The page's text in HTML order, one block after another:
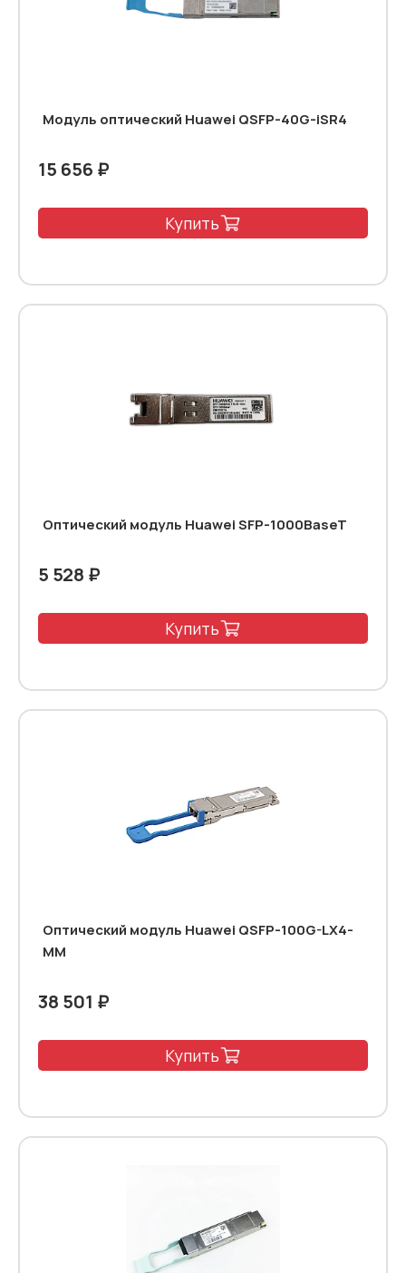
Модуль оптический Huawei QSFP-40G-iSR4
15 656 ₽
Купить
Оптический модуль Huawei SFP-1000BaseT
5 528 ₽
Купить
Оптический модуль Huawei QSFP-100G-LX4-
MM
38 501 ₽
Купить